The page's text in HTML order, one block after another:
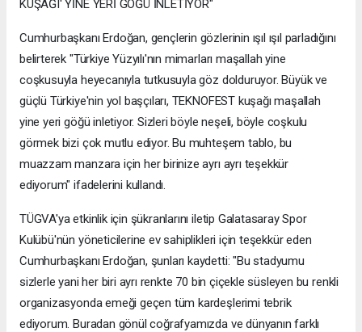
KUŞAĞI' YİNE YERİ GÖĞÜ İNLETİYOR"
Cumhurbaşkanı Erdoğan, gençlerin gözlerinin ışıl ışıl parladığını
belirterek "Türkiye Yüzyılı'nın mimarları maşallah yine
coşkusuyla heyecanıyla tutkusuyla göz dolduruyor. Büyük ve
güçlü Türkiye'nin yol başçıları, TEKNOFEST kuşağı maşallah
yine yeri göğü inletiyor. Sizleri böyle neşeli, böyle coşkulu
görmek bizi çok mutlu ediyor. Bu muhteşem tablo, bu
muazzam manzara için her birinize ayrı ayrı teşekkür
ediyorum" ifadelerini kullandı.
TÜGVA'ya etkinlik için şükranlarını iletip Galatasaray Spor
Kulübü'nün yöneticilerine ev sahiplikleri için teşekkür eden
Cumhurbaşkanı Erdoğan, şunları kaydetti: "Bu stadyumu
sizlerle yani her biri ayrı renkte 70 bin çiçekle süsleyen bu renkli
organizasyonda emeği geçen tüm kardeşlerimi tebrik
ediyorum. Buradan gönül coğrafyamızda ve dünyanın farklı